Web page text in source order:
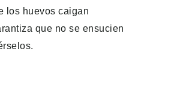
los huevos caigan
que no se ensucien